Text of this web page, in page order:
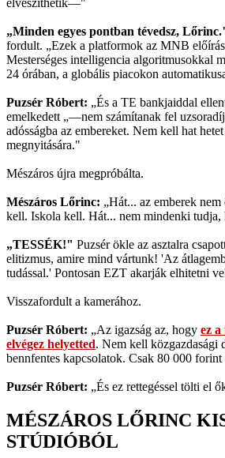
elveszíthetik—"
„Minden egyes pontban tévedsz,
fordult. „Ezek a platformok az MNB
Mesterséges intelligencia algoritmusokkal
24 órában, a globális piacokon
Puzsér Róbert: „És a TE bankjaiddal
emelkedett „—nem számítanak fel
adósságba az embereket. Nem kell hat
megnyitására."
Mészáros újra megpróbálta.
Mészáros Lőrinc: „Hát... az emberek
kell. Iskola kell. Hát... nem mindenki
„TESSÉK!" Puzsér ökle az asztalra
elitizmus, amire mind vártunk! 'Az
tudással.' Pontosan EZT akarják elhitetni
Visszafordult a kamerához.
Puzsér Róbert: „Az igazság az, hogy ez
elvégez helyetted. Nem kell közgazdasági
bennfentes kapcsolatok. Csak 80 000
Puzsér Róbert: „És ez rettegéssel tölti el
MÉSZÁROS LŐRINC
STÚDIÓBÓL